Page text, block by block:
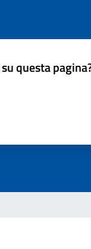
questa